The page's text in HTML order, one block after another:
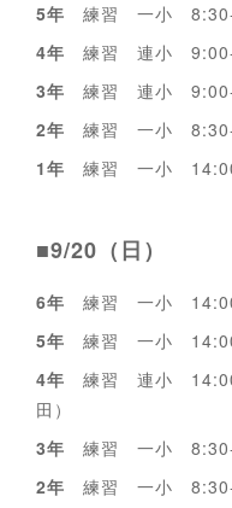
5年 練習 一小 8:30-
4年 練習 連小 9:00-
3年 練習 連小 9:00-
2年 練習 一小 8:30-
1年 練習 一小 14:00-
■9/20（日）
6年 練習 一小 14:00-
5年 練習 一小 14:00-
4年 練習 連小
田）
3年 練習 一小 8:30-
2年 練習 一小 8:30-